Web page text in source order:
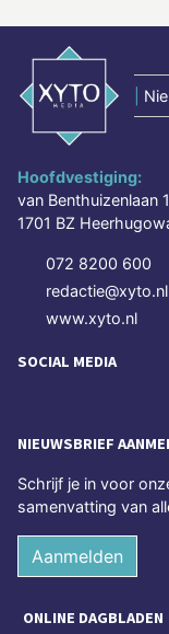
Hoofdvestiging:
van Benthuizenlaan 1
1701 BZ
072 8200 600
redactie@xyto.nl
www.xyto.nl
SOCIAL MEDIA
NIEUWSBRIEF
Schrijf je in voor
samenvatting van
Aanmelden
ONLINE DAGBLADEN